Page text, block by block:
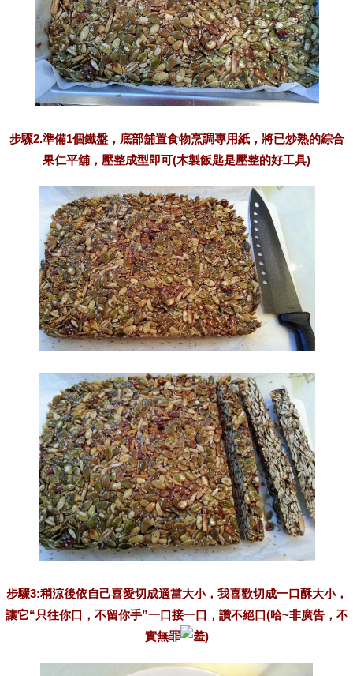
步驟2.準備1個鐵盤，底部舖置食物烹調專用紙，將已炒熟的綜合
果仁平舖，壓整成型即可(木製飯匙是壓整的好工具)
步驟3:稍涼後依自己喜愛切成適當大小，我喜歡切成一口酥大小，
讓它“只往你口，不留你手”一口接一口，讚不絕口(哈~非廣告，不
實無罪
)